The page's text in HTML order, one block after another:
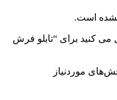
است.
می کنید برای “تابلو فرش
موردنیاز